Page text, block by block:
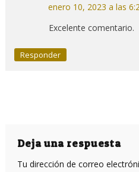
enero 10, 2023 a las
Excelente comentario.
Responder
Deja una respuesta
Tu dirección de correo